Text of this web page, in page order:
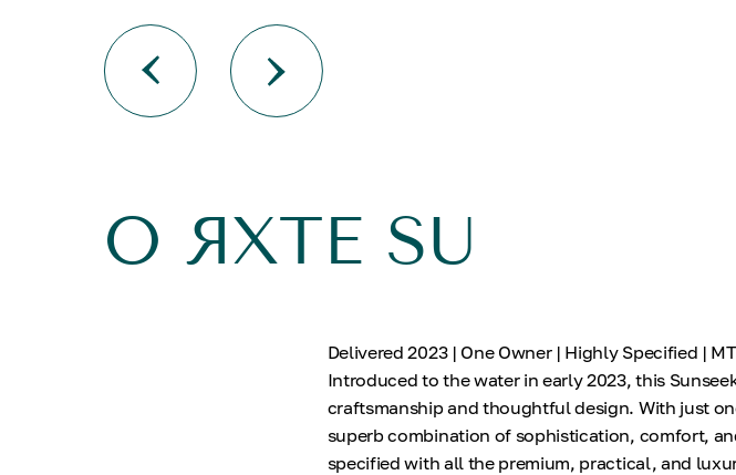
О ЯХТЕ SU
Delivered 2023 | One Owner | Highly Specified |
Introduced to the water in early 2023, this
craftsmanship and thoughtful design. With just
superb combination of sophistication, comfort,
specified with all the premium, practical, and